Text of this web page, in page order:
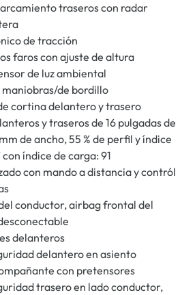
traseros con radar
de tracción
faros con ajuste de altura
de luz ambiental
maniobras/de bordillo
cortina delantero y trasero
y traseros de 16 pulgadas de
de ancho, 55 % de perfil y índice
índice de carga: 91
con mando a distancia y contról
conductor, airbag frontal del
delanteros
delantero en asiento
con pretensores
trasero en lado conductor,